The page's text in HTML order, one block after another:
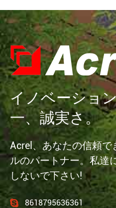
イノベーショ
一、誠実さ。
Acrel、あなたの信頼
ルのパートナー。私達
しないで下さい!
8618795636361